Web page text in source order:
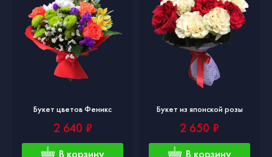
Букет цветов Феникс
2 640 ₽
В корзину
Букет из японской розы
2 650 ₽
В корзину